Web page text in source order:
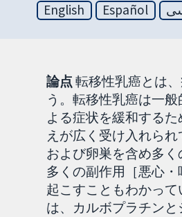
English
Español
論点転移性乳癌とは
う。転移性乳癌は一
よる症状を緩和する
えが広く受け入れら
および卵巣を含め多
多くの副作用［悪心
起こすこともわかっ
は、カルボプラチンと